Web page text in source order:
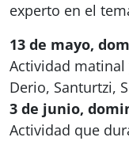
experto en el
13 de mayo,
Actividad
Derio, Santurtzi,
3 de junio,
Actividad que